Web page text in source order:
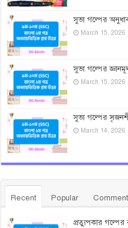
সুভা গল্পের
March 15, 2026
সুভা গল্পের
March 15, 2026
সুভা গল্পের
March 14, 2026
Recent Popular
প্রত্যুপকার গল্পের